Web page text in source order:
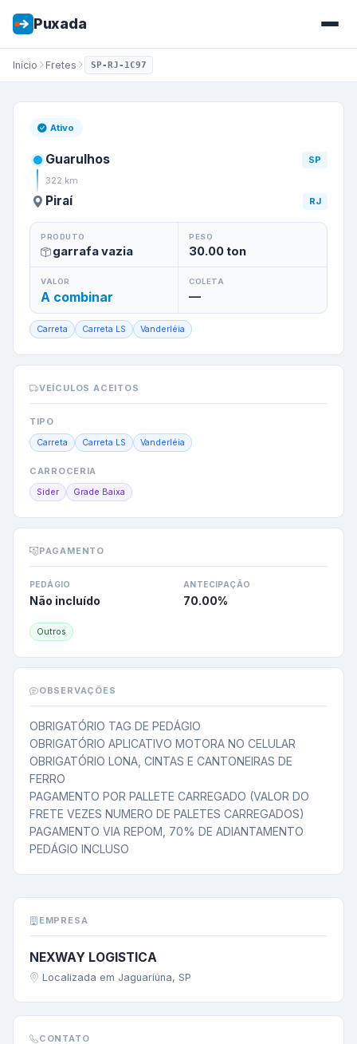
Puxada
Início Fretes SP-RJ-1C97
Frete de
Ativo
Guarulhos
SP
322 km
Piraí RJ
PRODUTO
garrafa vazia
PESO
30.00ton
VALOR
A combinar
COLETA
—
Carreta Carreta LS Vanderléia
VEÍCULOS ACEITOS
TIPO
Carreta Carreta LS Vanderléia
CARROCERIA
Sider Grade Baixa
PAGAMENTO
PEDÁGIO
Não incluído
ANTECIPAÇÃO
70.00%
Outros
OBSERVAÇÕES
OBRIGATÓRIO TAG DE PEDÁGIO
OBRIGATÓRIO APLICATIVO MOTORA NO CELULAR
OBRIGATÓRIO LONA, CINTAS E CANTONEIRAS DE
FERRO
PAGAMENTO POR PALLETE CARREGADO (VALOR DO
FRETE VEZES NUMERO DE PALETES CARREGADOS)
PAGAMENTO VIA REPOM, 70% DE ADIANTAMENTO
PEDÁGIO INCLUSO
EMPRESA
NEXWAY LOGISTICA
Localizada em Jaguariúna, SP
CONTATO